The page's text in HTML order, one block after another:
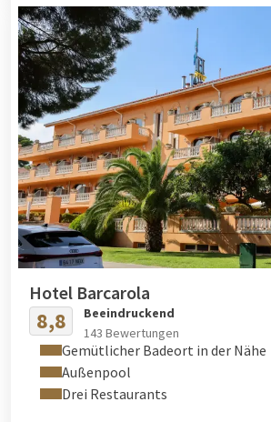
Hotel Barcarola
8,8
Beeindruckend
143 Bewertungen
Gemütlicher Badeort in der Nähe
Außenpool
Drei Restaurants